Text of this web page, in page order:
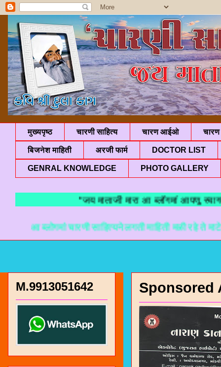
मुख्यपृष्ठ चारणी साहित्य चारण आईओ चारण
बिजनेश माहिती अरजी फार्म DOCTOR LIST
GENRAL KNOWLEDGE PHOTO GALLERY
"जय माताजी मारा आ ब्लॉगमां आपणु
ब्लोगमां चारणी साहित्यने लगती माहिती मळी रहे ते माटे
Sponsored
M.9913051642